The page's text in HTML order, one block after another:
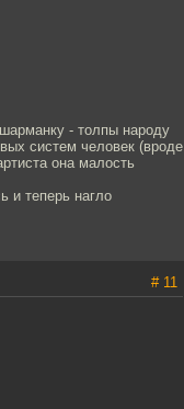
- толпы народу
систем человек (вроде
она малость
и теперь нагло
# 11